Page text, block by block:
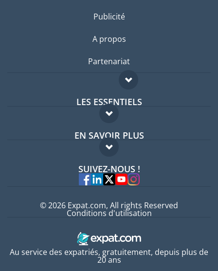
Publicité
A propos
Partenariat
LES ESSENTIELS
Forum expatriés
Guides pays
EN SAVOIR PLUS
FAQ
Experts
SUIVEZ-NOUS !
Au service des expatriés, gratuitement, depuis plus de
20 ans
© 2026 Expat.com, All rights Reserved
Conditions d'utilisation